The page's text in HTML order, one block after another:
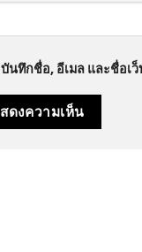
บันทึกชื่อ, อีเมล และชื่อเ